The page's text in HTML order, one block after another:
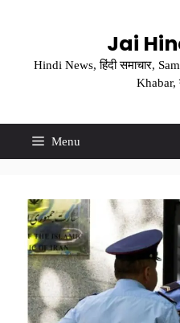
Jai
Hindi News, हिंदी समाचार,
Khabar,
Menu